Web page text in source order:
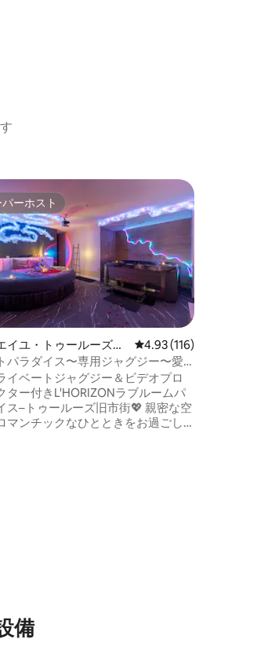
中4.95つ星の平均評価
ーホスト
ーホスト
イユ・トゥールーズの
ョン・アパート
レビュー116件、5つ
4.93 (116)
パラダイス〜専用ジャグジー〜愛
イベートジャグジー＆ビデオプロ
ター付きL'HORIZONラブルームパ
–トゥールーズ旧市街💖 親密な空
マンチックなひとときをお過ごし
備